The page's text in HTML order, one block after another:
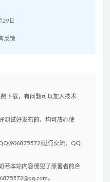
29日
反馈
下载，有问题可以加入技术
测试好发布的，均可放心使
进行交流，QQ
若本站内容侵犯了原著者的合
。